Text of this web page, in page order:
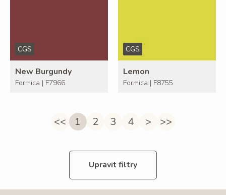
CGS
New Burgundy
Formica | F7966
CGS
Lemon
Formica | F8755
<< 1 2 3 4 > >>
Upravit filtry